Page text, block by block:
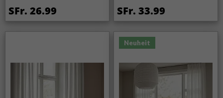
SFr. 26.99 SFr. 33.99
Neuheit